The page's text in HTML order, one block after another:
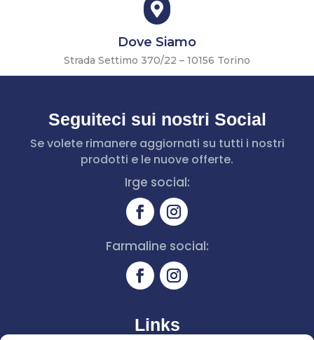

Dove Siamo
Strada Settimo 370/22 – 10156 Torino
Seguiteci sui nostri Social
Se volete rimanere aggiornati su tutti i nostri
prodotti e le nuove offerte.
Irge social:
Farmaline social:
Links